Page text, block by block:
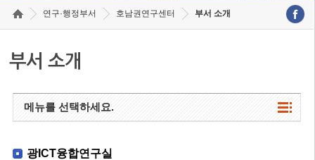
연구·행정부서 호남권연구센터 부서 소개
부서 소개
메뉴를 선택하세요.
광ICT융합연구실